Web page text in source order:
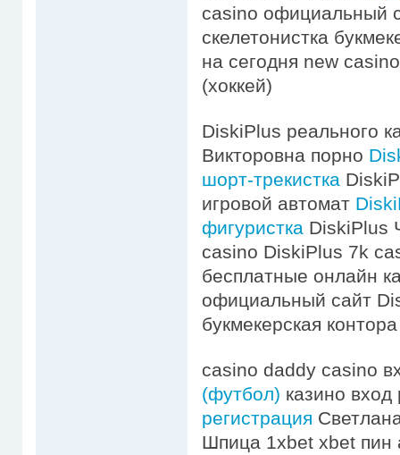
casino официальный
скелетонистка
на сегодня new
(хоккей)
DiskiPlus реального
Викторовна порно
шорт-трекистка
игровой автомат
фигуристка DiskiPlus
casino DiskiPlus 7k
бесплатные онлайн
официальный сайт
букмекерская
casino daddy casino
(футбол) казино
регистрация
Шпица 1xbet xbet пин